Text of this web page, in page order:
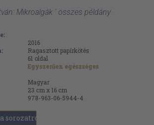
Mikroalgák ' összes példány
2016
Ragasztott papírkötés
61 oldal
Egyszerűen egészséges
Magyar
23 cm x 16 cm
978-963-06-5944-4
sorozatról